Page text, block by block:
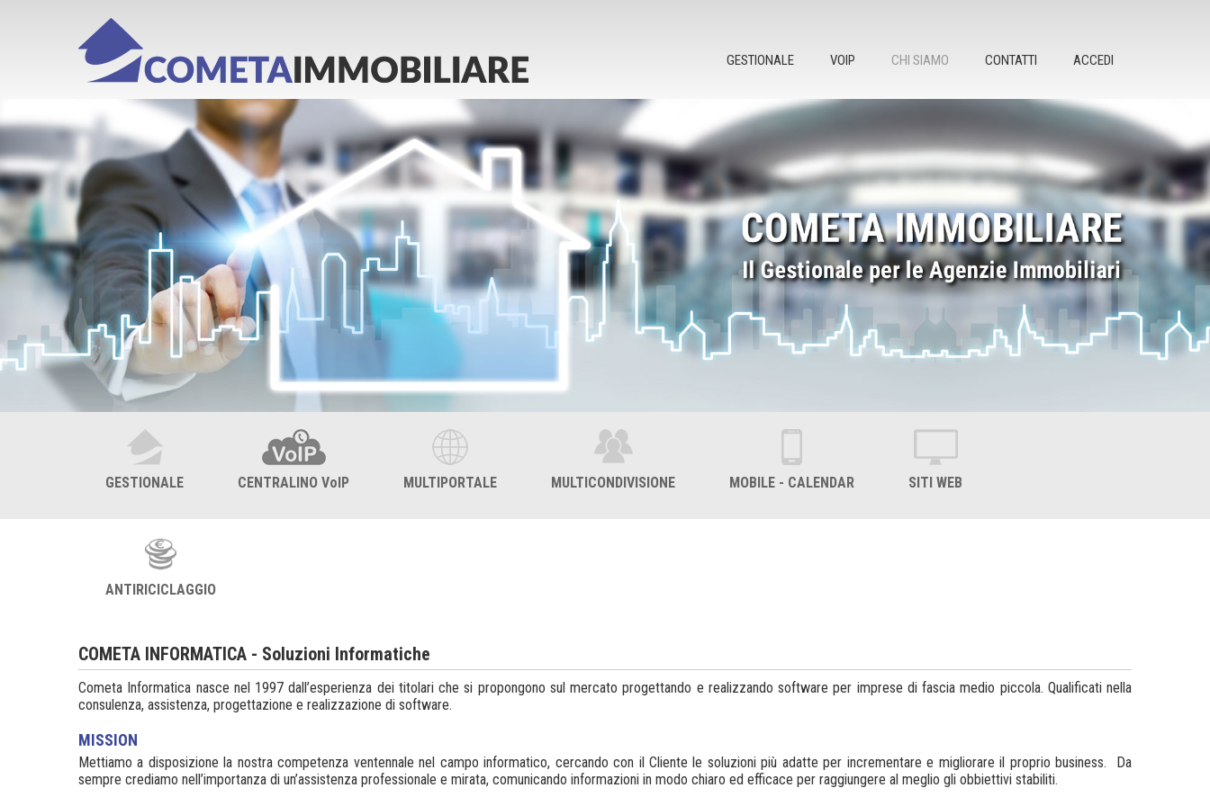
GESTIONALE VOIP CHI SIAMO CONTATTI ACCEDI
GESTIONALE CENTRALINO VoIP MULTIPORTALE MULTICONDIVISIONE MOBILE - CALENDAR SITI WEB
ANTIRICICLAGGIO
COMETA INFORMATICA - Soluzioni Informatiche
Cometa Informatica nasce nel 1997 dall’esperienza dei titolari che si propongono sul mercato progettando e realizzando software per imprese di fascia medio piccola. Qualificati nella
consulenza, assistenza, progettazione e realizzazione di software.
MISSION
Mettiamo a disposizione la nostra competenza ventennale nel campo informatico, cercando con il Cliente le soluzioni più adatte per incrementare e migliorare il proprio business. Da
sempre crediamo nell’importanza di un’assistenza professionale e mirata, comunicando informazioni in modo chiaro ed efficace per raggiungere al meglio gli obbiettivi stabiliti.